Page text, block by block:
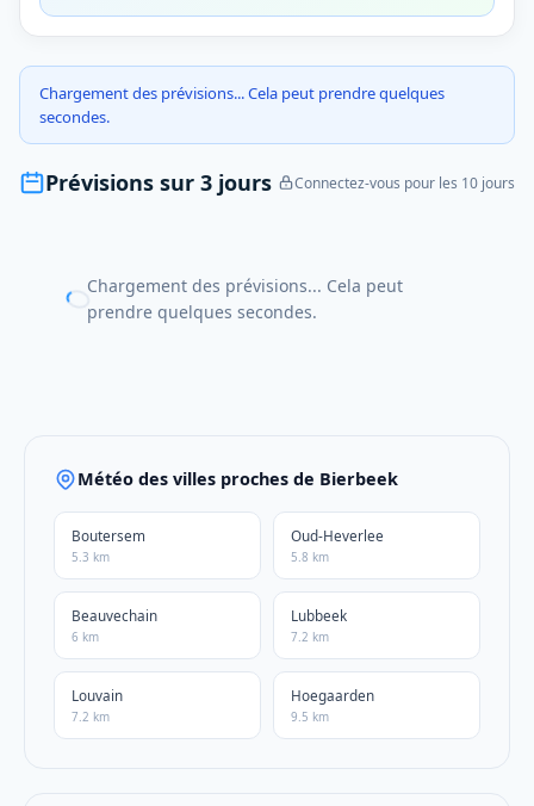
Chargement des prévisions... Cela peut prendre quelques
secondes.
Prévisions sur 3 jours Connectez-vous pour les 10 jours
Chargement des prévisions... Cela peut
prendre quelques secondes.
Météo des villes proches de Bierbeek
Boutersem
5.3 km
Oud-Heverlee
5.8 km
Beauvechain
6 km
Lubbeek
7.2 km
Louvain
7.2 km
Hoegaarden
9.5 km